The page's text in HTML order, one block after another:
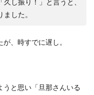
し振り！」と言うと、
した。
、時すでに遅し。
うと思い「旦那さんいる